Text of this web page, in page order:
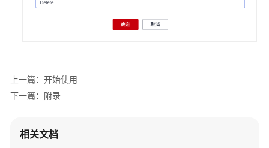
云
化
心
上一篇：开始使用
下一篇：附录
相关文档